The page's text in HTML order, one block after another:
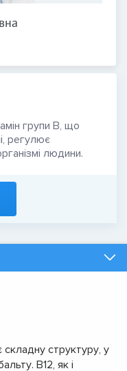
групи В, що
регулює
людини.
складну структуру, у
В12, як і